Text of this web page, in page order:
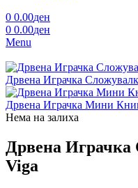
0 0.00ден
0 0.00ден
Menu
Дрвена Играчка
Дрвена Играчка Мини
Нема на залиха
Дрвена Играчка
Viga